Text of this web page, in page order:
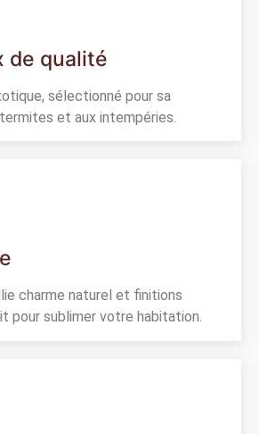
de qualité
sélectionné pour sa
et aux intempéries.
charme naturel et finitions
pour sublimer votre habitation.